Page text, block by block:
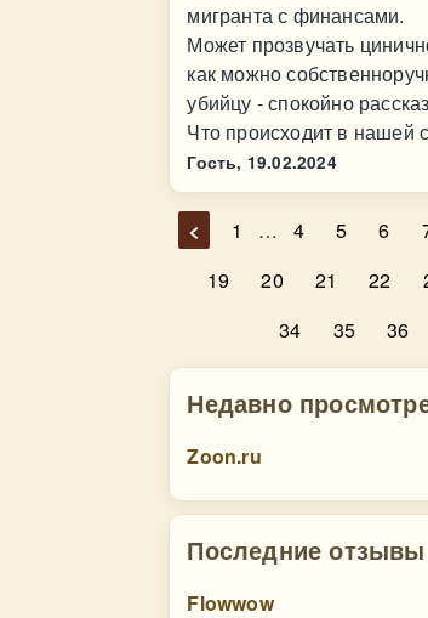
мигранта с финансами.
Может прозвучать
как можно
убийцу - спокойно
Что происходит в нашей
Гость, 19.02.2024
< 1 … 4 5 6
19
20 21 22
34
35 36
Недавно
Zoon.ru
Последние отзывы
Flowwow